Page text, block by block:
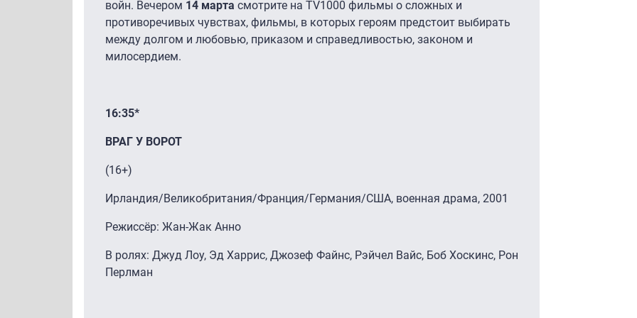
войн. Вечером 14 марта смотрите на TV1000 фильмы о сложных и
противоречивых чувствах, фильмы, в которых героям предстоит выбирать
между долгом и любовью, приказом и справедливостью, законом и
милосердием.
16:35*
ВРАГ У ВОРОТ
(16+)
Ирландия/Великобритания/Франция/Германия/США, военная драма, 2001
Режиссёр: Жан-Жак Анно
В ролях: Джуд Лоу, Эд Харрис, Джозеф Файнс, Рэйчел Вайс, Боб Хоскинс, Рон
Перлман